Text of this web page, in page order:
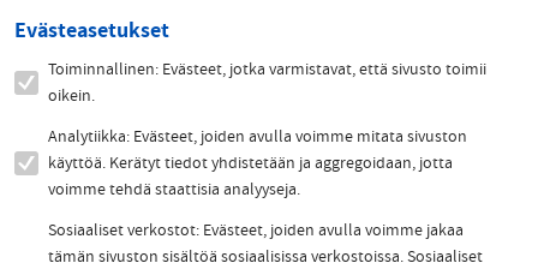
Evästeasetukset
Toiminnallinen: Evästeet, jotka varmistavat, että sivusto toimii
oikein.
Analytiikka: Evästeet, joiden avulla voimme mitata sivuston
käyttöä. Kerätyt tiedot yhdistetään ja aggregoidaan, jotta
voimme tehdä staattisia analyyseja.
Sosiaaliset verkostot: Evästeet, joiden avulla voimme jakaa
tämän sivuston sisältöä sosiaalisissa verkostoissa. Sosiaaliset